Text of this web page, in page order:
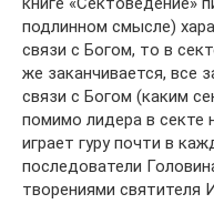
подлинном смысле)
связи с Богом, то в
же заканчивается, все
связи с Богом (каким
помимо лидера в секте
играет гуру почти в
последователи
творениями святителя